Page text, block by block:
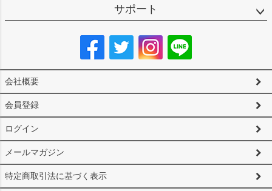
サポート
会社概要
会員登録
ログイン
メールマガジン
特定商取引法に基づく表示